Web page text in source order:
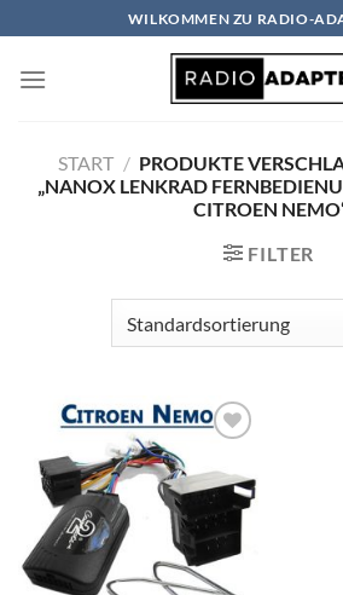
Inhalt
springen
WILKOMMEN ZU RADIO-
START / PRODUKTE
„NANOX LENKRAD
CITROEN
FILTER
Wunschliste
hinzufügen